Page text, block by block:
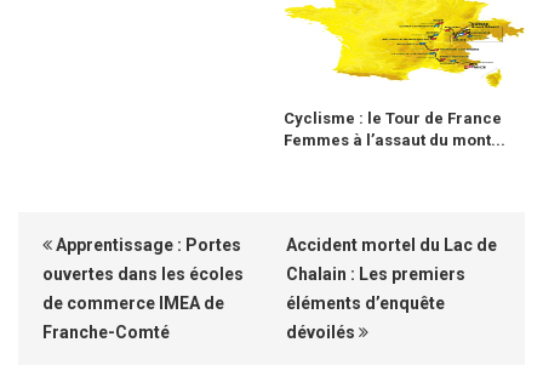
Cyclisme : le Tour de France
Femmes à l’assaut du mont...
Apprentissage : Portes
ouvertes dans les écoles
de commerce IMEA de
Franche-Comté
Accident mortel du Lac de
Chalain : Les premiers
éléments d’enquête
dévoilés